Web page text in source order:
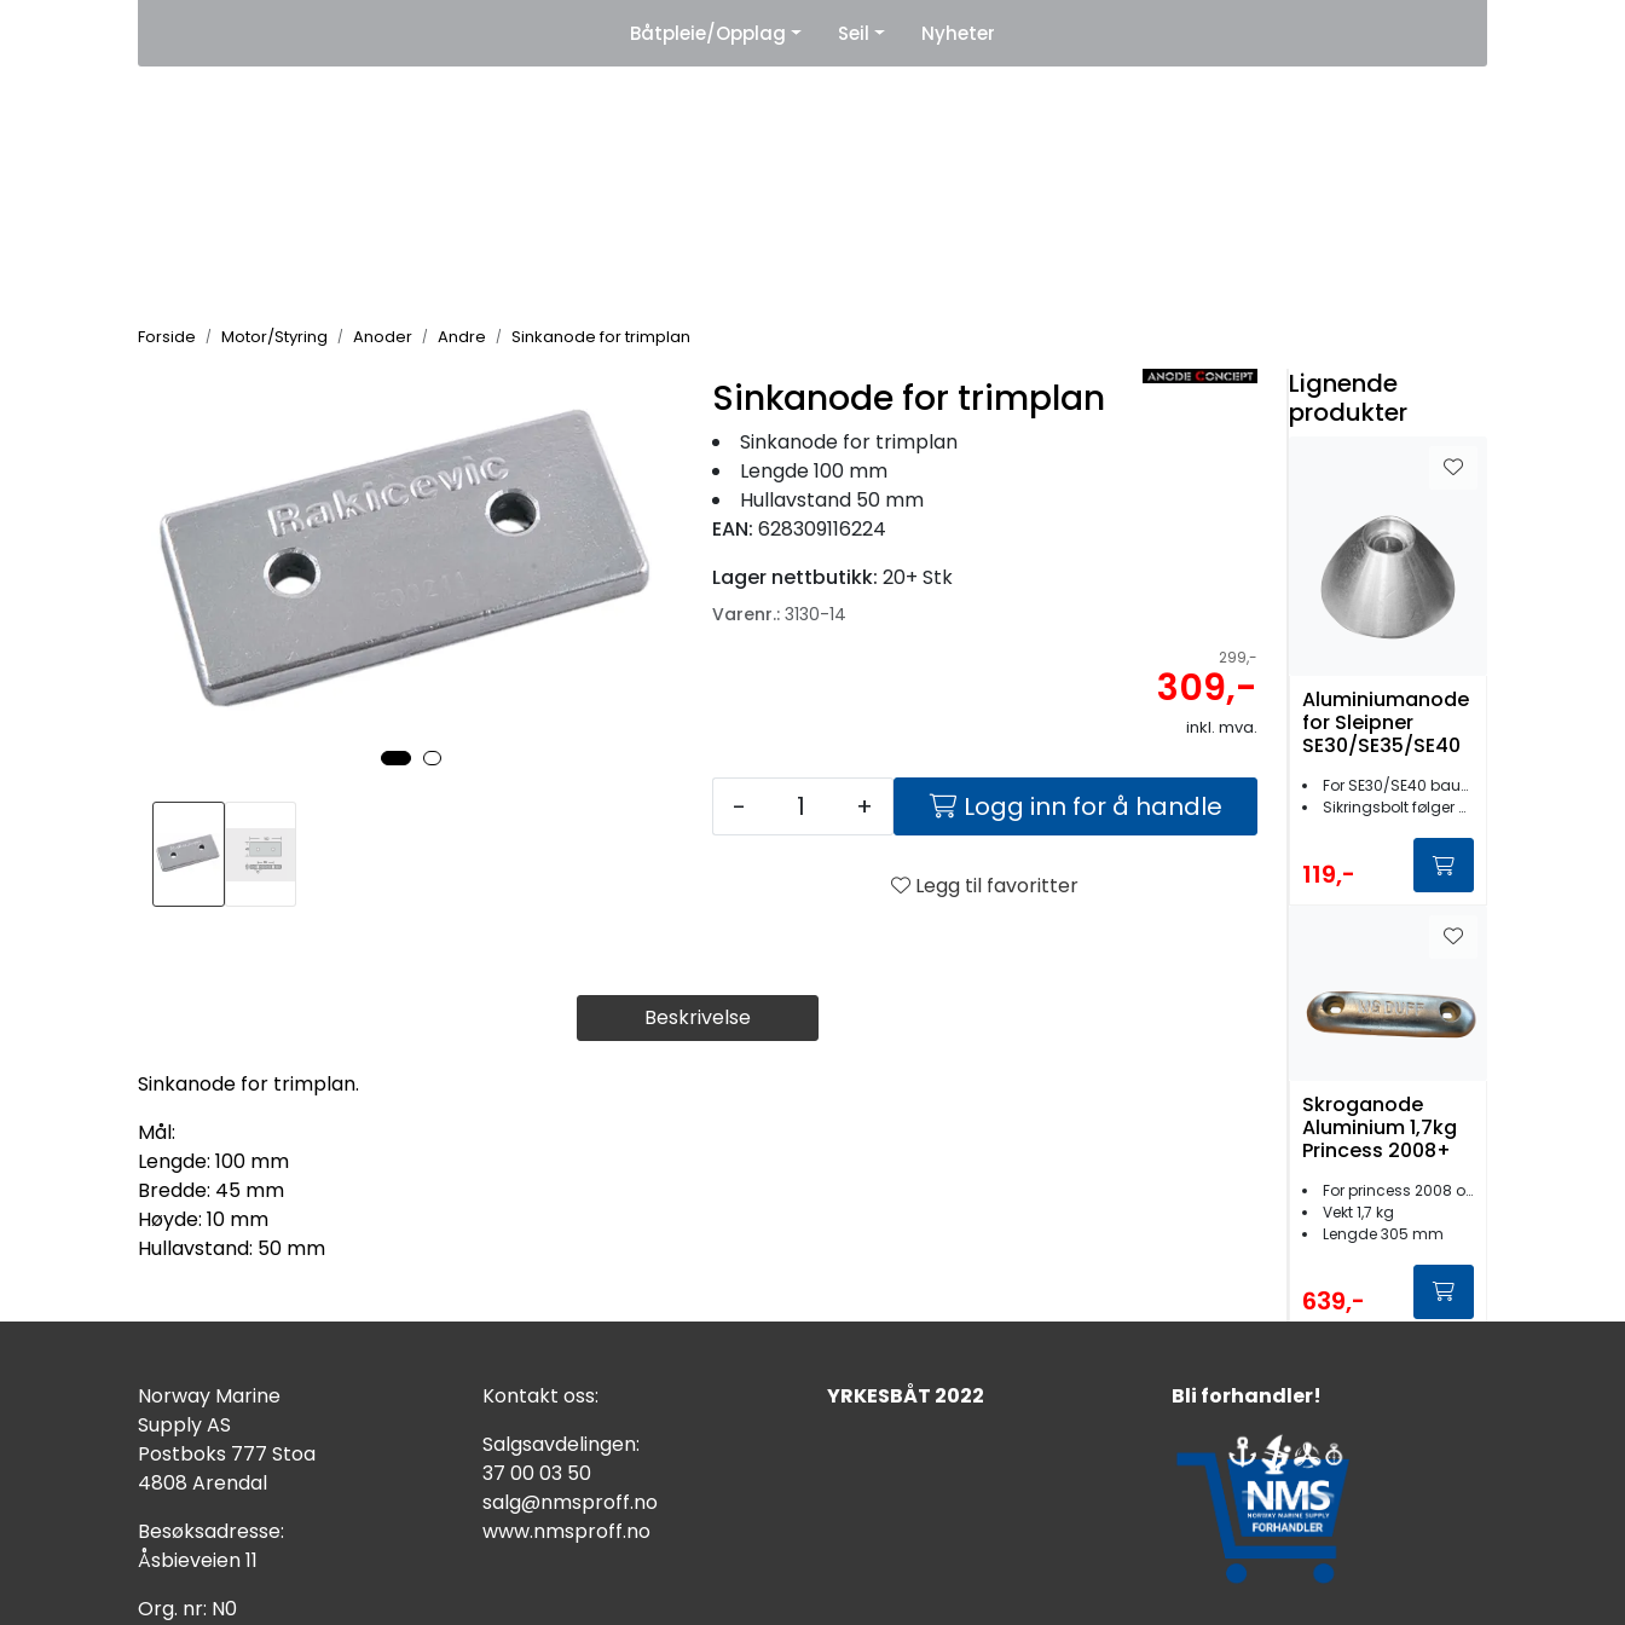
Leverandører
Båtpleie/Opplag Seil Nyheter
Forside Motor/Styring Anoder Andre Sinkanode for trimplan
Beskrivelse
Sinkanode for trimplan.
Mål:
Lengde: 100 mm
Bredde: 45 mm
Høyde: 10 mm
Hullavstand: 50 mm
Sinkanode for trimplan
Sinkanode for trimplan
Lengde 100 mm
Hullavstand 50 mm
EAN: 628309116224
Lager nettbutikk: 20+ Stk
Varenr.: 3130-14
299,-
309,-
inkl. mva.
- + Logg inn for å handle
Legg til favoritter
Lignende
produkter
Aluminiumanode
for Sleipner
SE30/SE35/SE40
For SE30/SE40 baugpropell
Sikringsbolt følger med
119,-
Skroganode
Aluminium 1,7kg
Princess 2008+
For princess 2008 og nyere
Vekt 1,7 kg
Lengde 305 mm
639,-
Norway Marine
Supply AS
Postboks 777 Stoa
4808 Arendal
Besøksadresse:
Åsbieveien 11
Org. nr: N0
Kontakt oss:
Salgsavdelingen:
37 00 03 50
salg@nmsproff.no
www.nmsproff.no
YRKESBÅT 2022 Bli forhandler!